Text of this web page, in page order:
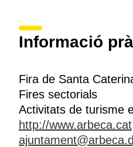
Informació
Fira de Santa
Fires sectorials
Activitats de turisme
http://www.arbeca.cat